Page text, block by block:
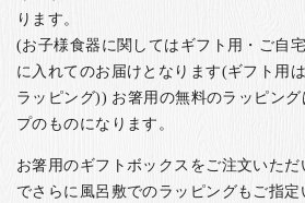
ります。
(お子様食器に関してはギフト用・ご自
に入れてのお届けとなります(ギフト用
ラッピング)) お箸用の無料のラッピン
プのものになります。
お箸用のギフトボックスをご注文いた
でさらに風呂敷でのラッピングもご指